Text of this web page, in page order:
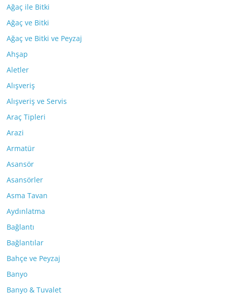
Ağaç ile Bitki
Ağaç ve Bitki
Ağaç ve Bitki ve Peyzaj
Ahşap
Aletler
Alışveriş
Alışveriş ve Servis
Araç Tipleri
Arazi
Armatür
Asansör
Asansörler
Asma Tavan
Aydınlatma
Bağlantı
Bağlantılar
Bahçe ve Peyzaj
Banyo
Banyo & Tuvalet